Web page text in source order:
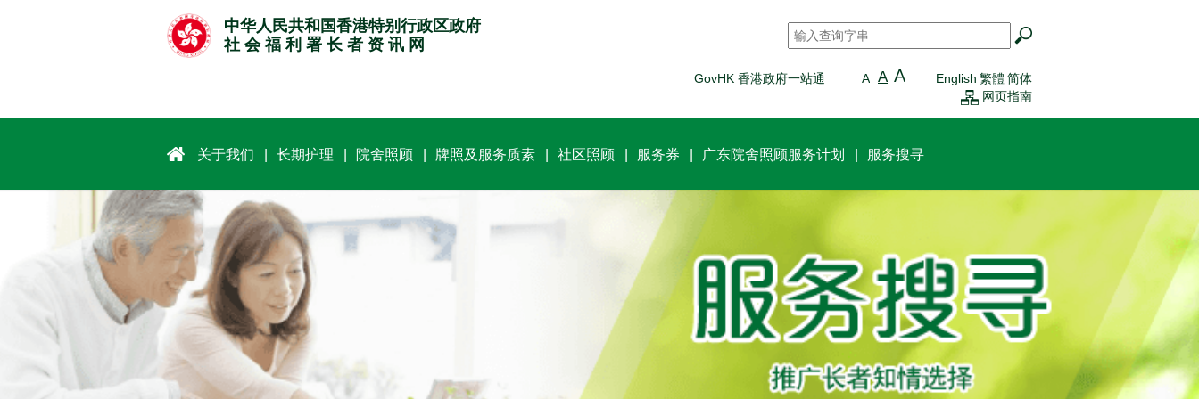
中华人民共和国香港特别行政区政府
社 会 福 利 署 长 者 资 讯 网
搜寻 *
GovHK 香港政府一站通 A A A English 繁體 简体
网页指南
关于我们 长期护理 院舍照顾 牌照及服务质素 社区照顾 服务券 广东院舍照顾服务计划 服务搜寻